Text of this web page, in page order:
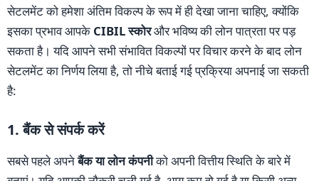
सेटलमेंट को हमेशा अंतिम विकल्प के रूप में ही देखा जाना चाहिए, क्योंकि
इसका प्रभाव आपके CIBIL स्कोरऔर भविष्य की लोन पात्रता पर पड़
सकता है। यदि आपने सभी संभावित विकल्पों पर विचार करने के बाद लोन
सेटलमेंट का निर्णय लिया है, तो नीचे बताई गई प्रक्रिया अपनाई जा सकती
है:
1. बैंक से संपर्क करें
सबसे पहले अपनेबैंक या लोन कंपनीको अपनी वित्तीय स्थिति के बारे में